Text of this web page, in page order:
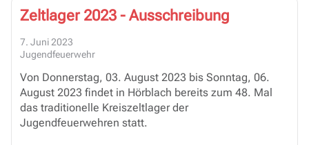
Zeltlager 2023 - Ausschreibung
7. Juni 2023
Jugendfeuerwehr
Von Donnerstag, 03. August 2023 bis Sonntag, 06.
August 2023 findet in Hörblach bereits zum 48. Mal
das traditionelle Kreiszeltlager der
Jugendfeuerwehren statt.